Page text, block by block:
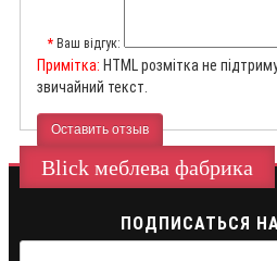
Ваш відгук:
Примітка: HTML розмітка не
звичайний текст.
Оставить отзыв
Blick меблева фабрика
ПОДПИСАТЬСЯ